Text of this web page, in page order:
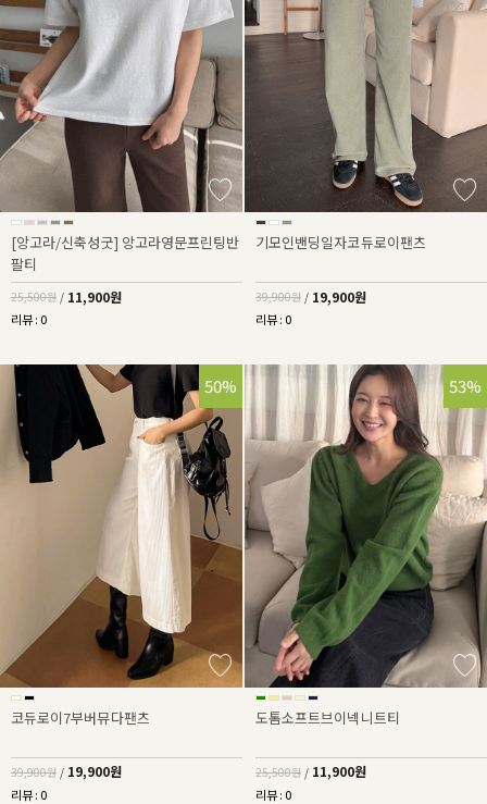
[앙고라/신축성굿] 앙고라영문프린팅반
팔티
25,500원 / 11,900원
리뷰 : 0
기모인밴딩일자코듀로이팬츠
39,900원 / 19,900원
리뷰 : 0
50%
코듀로이7부버뮤다팬츠
39,900원 / 19,900원
리뷰 : 0
53%
도톰소프트브이넥니트티
25,500원 / 11,900원
리뷰 : 0